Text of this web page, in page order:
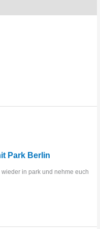
Park Berlin
in park und nehme euch